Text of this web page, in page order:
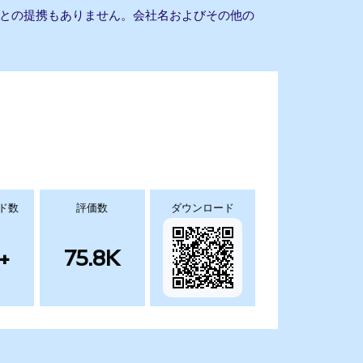
の提携もありません。会社名およびその他の
数 評価数
75.8K
ダウンロード